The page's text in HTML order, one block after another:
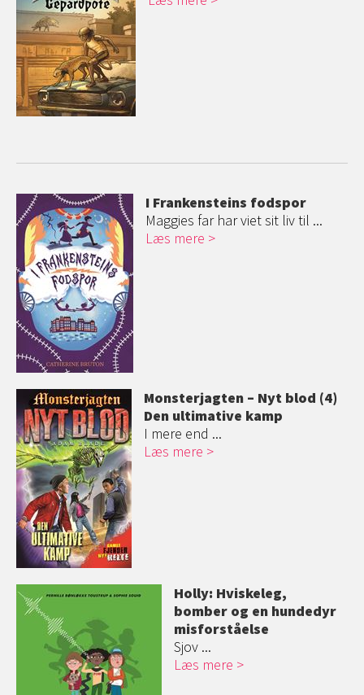
I Frankensteins fodspor
Maggies far har viet sit liv til ...
Læs mere
Monsterjagten – Nyt blod (4)
Den ultimative kamp
I mere end ...
Læs mere
Holly: Hviskeleg,
bomber og en hundedyr
misforståelse
Sjov ...
Læs mere